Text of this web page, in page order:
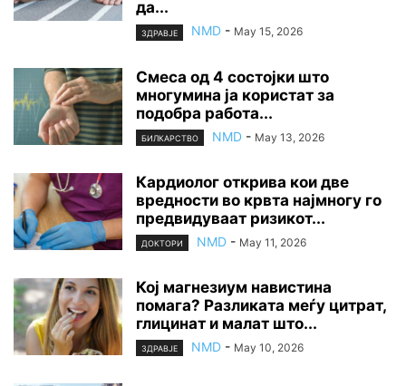
да...
ЗДРАВЈЕ NMD - May 15, 2026
Смеса од 4 состојки што
многумина ја користат за
подобра работа...
БИЛКАРСТВО NMD - May 13, 2026
Кардиолог открива кои две
вредности во крвта најмногу го
предвидуваат ризикот...
ДОКТОРИ NMD - May 11, 2026
Кој магнезиум навистина
помага? Разликата меѓу цитрат,
глицинат и малат што...
ЗДРАВЈЕ NMD - May 10, 2026